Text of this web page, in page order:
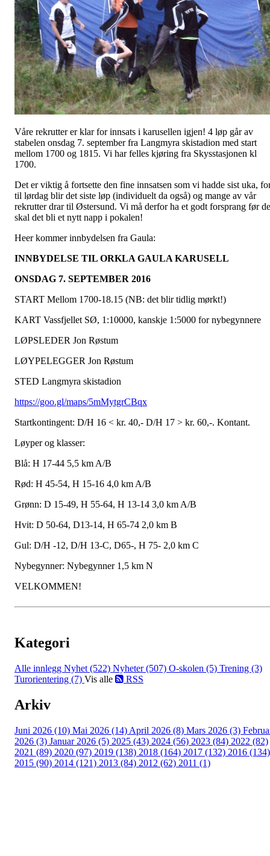
Våre rekrutter er klar for innsats i karusellen igjen! 4 løp går av
stabelen onsdag 7. september fra Langmyra skistadion med start
mellom 1700 og 1815. Vi har felles kjøring fra Skysstasjonen kl
1700.
Det er viktig å fortsette den fine innsatsen som vi hadde sist uka,
til lørdag blir det siste løp (individuelt da også) og mange av vår
rekrutter drar til Østersund. Vi må derfor ha et godt forsprang før
skal det bli et nytt napp i pokalen!
Heer kommer innbydelsen fra Gaula:
INNBYDELSE TIL ORKLA GAULA KARUSELL
ONSDAG 7. SEPTEMBER 2016
START Mellom 1700-18.15 (NB: det blir tidlig mørkt!)
KART Vassfjellet SØ, 1:10000, kanskje 1:5000 for nybegynnere
LØPSLEDER Jon Røstum
LØYPELEGGER Jon Røstum
STED Langmyra skistadion
https://goo.gl/maps/5mMytgrCBqx
Startkontingent: D/H 16 < kr. 40,- D/H 17 > kr. 60,-. Kontant.
Løyper og klasser:
Blå: H 17-44 5,5 km A/B
Rød: H 45-54, H 15-16 4,0 km A/B
Grønn: D 15-49, H 55-64, H 13-14 3,0 km A/B
Hvit: D 50-64, D13-14, H 65-74 2,0 km B
Gul: D/H -12, D/H 13-C, D65-, H 75- 2,0 km C
Nybegynner: Nybegynner 1,5 km N
VELKOMMEN!
Kategori
Alle innlegg Nyhet (522) Nyheter (507) O-skolen (5) Trening (3)
Turorientering (7) Vis alle RSS
Arkiv
Juni 2026 (10) Mai 2026 (14) April 2026 (8) Mars 2026 (3)
2026 (3) Januar 2026 (5) 2025 (43) 2024 (56) 2023 (84) 2022 (82)
2021 (89) 2020 (97) 2019 (138) 2018 (164) 2017 (132) 2016 (134)
2015 (90) 2014 (121) 2013 (84) 2012 (62) 2011 (1)